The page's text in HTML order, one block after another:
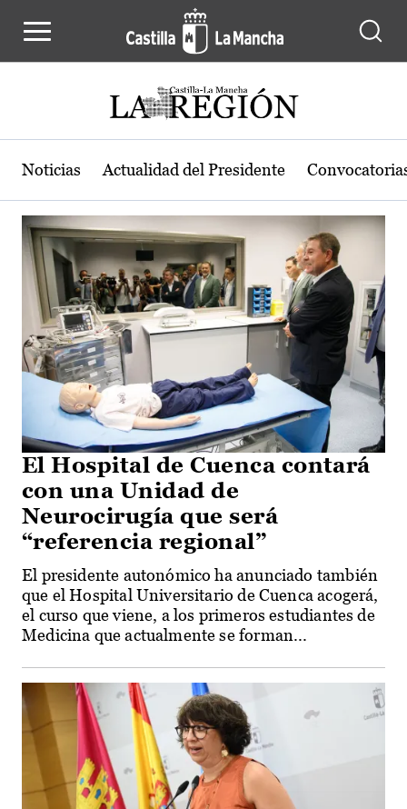
Actualidad de la región de Castilla-
Noticias Actualidad del Presidente
El Hospital de Cuenca contará
con una Unidad de
Neurocirugía que será
“referencia regional”
El presidente autonómico ha anunciado también
que el Hospital Universitario de Cuenca acogerá,
el curso que viene, a los primeros estudiantes de
Medicina que actualmente se forman...